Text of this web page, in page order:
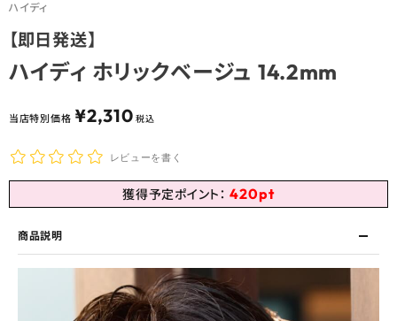
ハイディ
【即日発送】
ハイディ ホリックベージュ 14.2mm
当店特別価格 ¥2,310 税込
レビューを書く
獲得予定ポイント： 420pt
商品説明